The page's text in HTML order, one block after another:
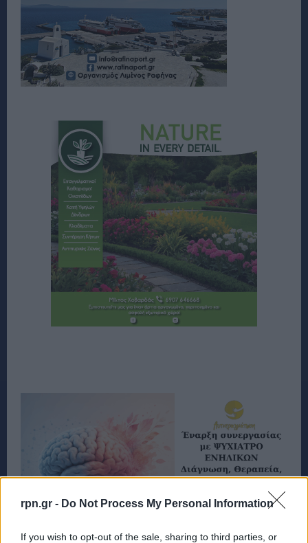
rpn.gr - Do Not Process My Personal Information
If you wish to opt-out of the sale, sharing to third parties, or